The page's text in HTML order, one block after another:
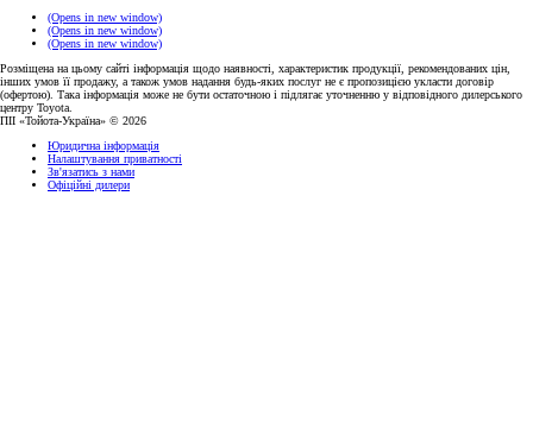
(Opens in new window)
(Opens in new window)
(Opens in new window)
Розміщена на цьому сайті інформація щодо наявності, характеристик продукції, рекомендованих цін,
інших умов її продажу, а також умов надання будь-яких послуг не є пропозицією укласти договір
(офертою). Така інформація може не бути остаточною і підлягає уточненню у відповідного дилерського
центру Toyota.
ПІІ «Тойота-Україна» © 2026
Юридична інформація
Налаштування приватності
Зв'язатись з нами
Офіційні дилери